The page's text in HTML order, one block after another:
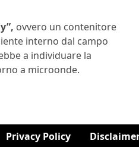
ovvero un contenitore
interno dal campo
a individuare la
a microonde.
Privacy Policy